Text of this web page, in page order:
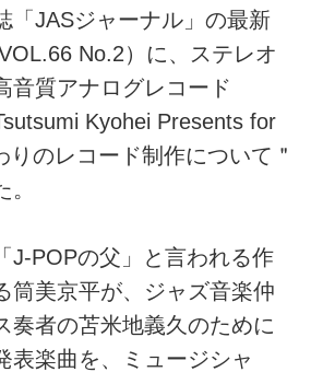
「JASジャーナル」の最新
No.2）に、ステレオ
音質アナログレコード
Kyohei Presents for
のレコード制作について＂
POPの父」と言われる作
筒美京平が、ジャズ音楽仲
奏者の苫米地義久のために
表楽曲を、ミュージシャ